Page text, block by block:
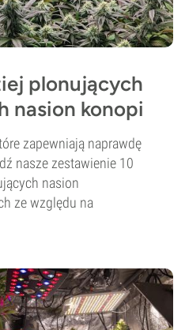
plonujących
nasion konopi
zapewniają naprawdę
nasze zestawienie 10
nasion
ze względu na